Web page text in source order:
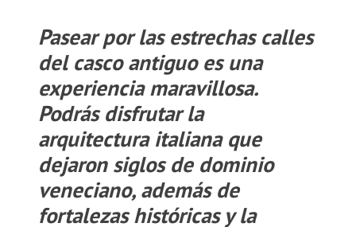
Pasear por las estrechas calles
delcasco antiguo es una
experiencia maravillosa.
Podrás disfrutar la
arquitectura italiana que
dejaron siglos de dominio
veneciano, además de
fortalezas históricas y la